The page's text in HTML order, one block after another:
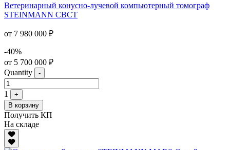
Ветеринарный конусно-лучевой компьютерный томограф
STEINMANN CBCT
от 7 980 000 ₽
-40%
от 5 700 000 ₽
Quantity
-
1
+
В корзину
Получить КП
На складе